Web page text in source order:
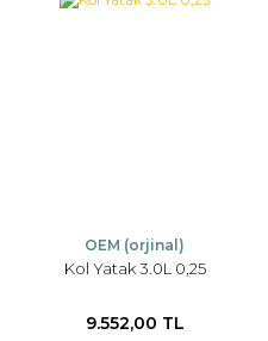
OEM (orjinal)
Kol Yatak 3.0L 0,25
9.552,00 TL